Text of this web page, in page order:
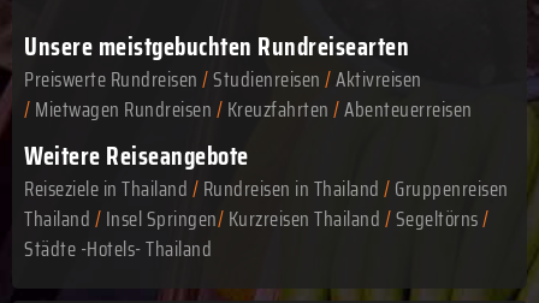
Unsere meistgebuchten Rundreisearten
Preiswerte Rundreisen/Studienreisen/Aktivreisen
/Mietwagen Rundreisen/Kreuzfahrten/Abenteuerreisen
Weitere Reiseangebote
Reiseziele in Thailand/Rundreisen in Thailand/Gruppenreisen
Thailand/Insel Springen/Kurzreisen Thailand/Segeltörns/
Städte -Hotels- Thailand